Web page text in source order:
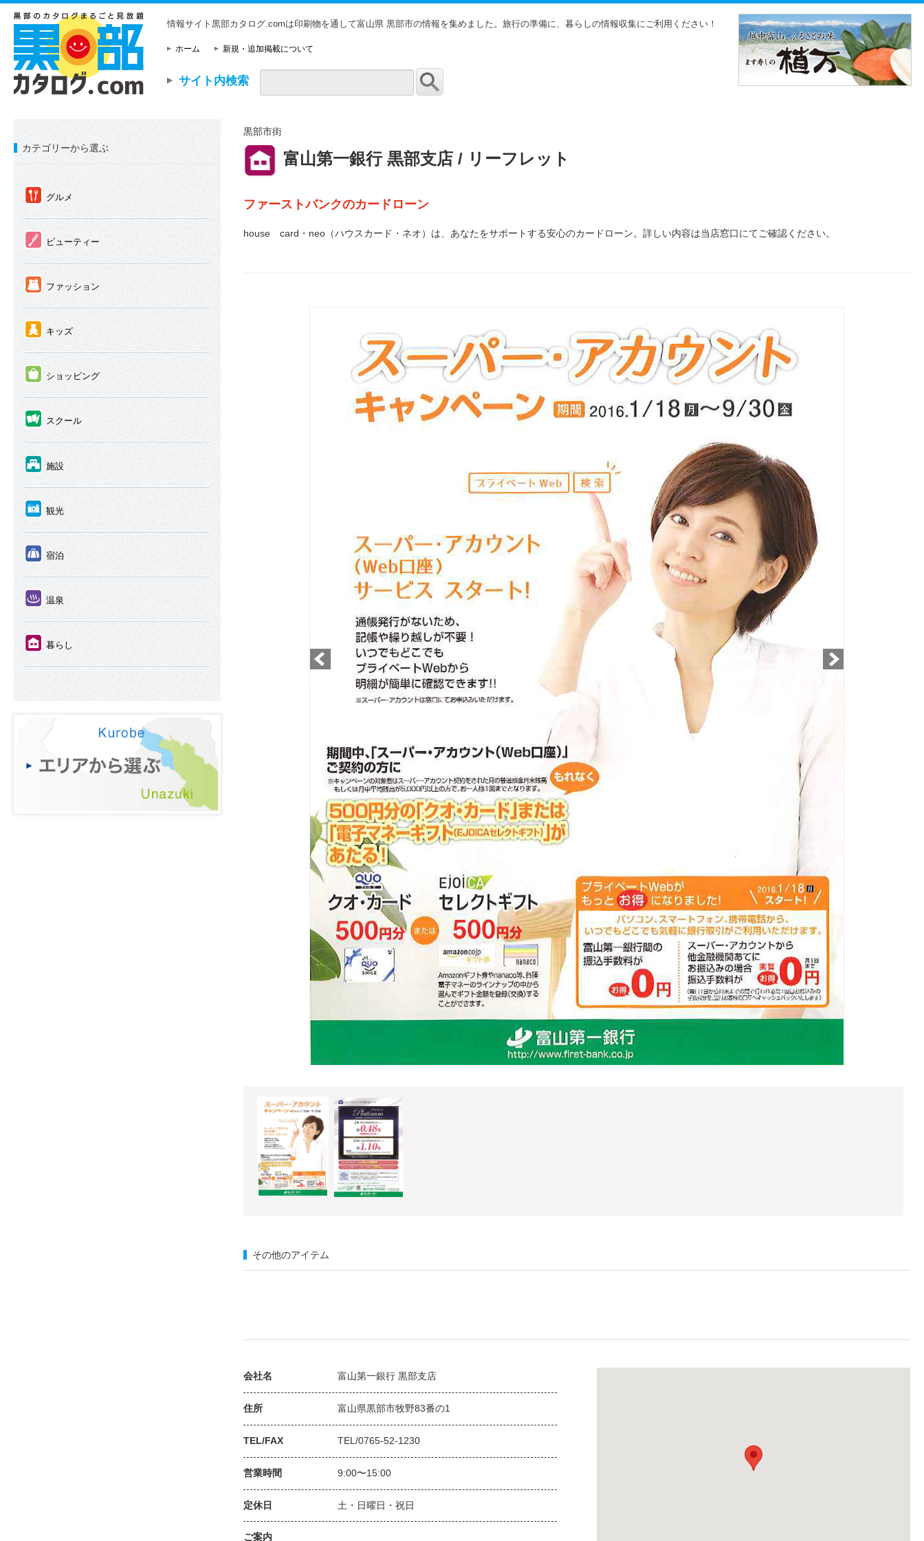
情報サイト黒部カタログ.comは印刷物を通して富山県 黒部市の情報を集めました。旅行の準備に、暮らしの情報収集にご利用ください！
ホーム 新規・追加掲載について
サイト内検索
カテゴリーから選ぶ
① グルメ
② ビューティー
③ ファッション
④ キッズ
⑤ ショッピング
⑥ スクール
⑦ 施設
⑧ 観光
⑨ 宿泊
⑩ 温泉
⑪ 暮らし
黒部市街
⑪ 富山第一銀行 黒部支店 / リーフレット
ファーストバンクのカードローン
house card・neo（ハウスカード・ネオ）は、あなたをサポートする安心のカードローン。詳しい内容は当店窓口にてご確認ください。
その他のアイテム
会社名 富山第一銀行 黒部支店
住所 富山県黒部市牧野83番の1
TEL/FAX TEL/0765-52-1230
営業時間 9:00〜15:00
定休日 土・日曜日・祝日
ご案内